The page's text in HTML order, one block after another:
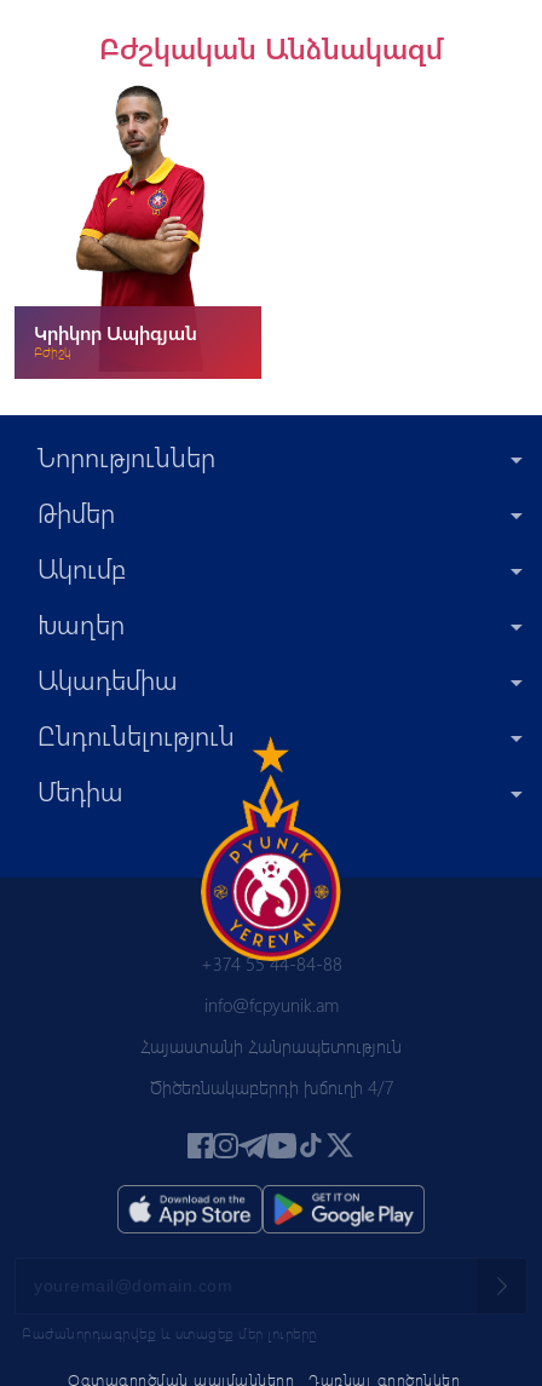
Բժշկական Անձնակազմ
Կրիկոր Ապիգյան
Բժիշկ
Նորություններ
Թիմեր
Ակումբ
Խաղեր
Ակադեմիա
Ընդունելություն
Մեդիա
Օգտագործման պայմանները Դառնալ գործընկեր
+374 55 44-84-88
info@fcpyunik.am
Հայաստանի Հանրապետություն
Ծիծեռնակաբերդի խճուղի 4/7
Բաժանորդագրվեք և ստացեք մեր լուրերը